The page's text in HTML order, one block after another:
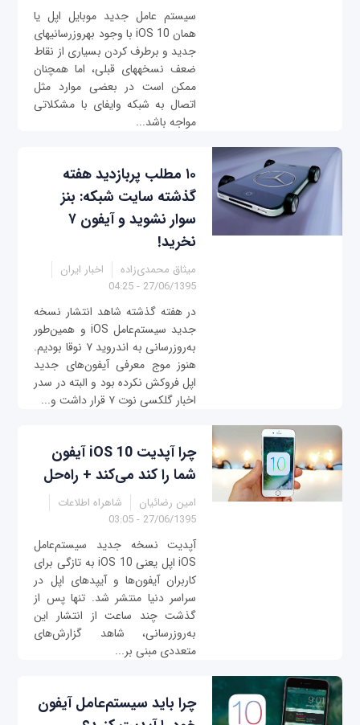
سیستم عامل جدید موبایل اپل یا
همان iOS 10 با وجود به‎روزرسانی‎های
جدید و برطرف کردن بسیاری از نقاط
ضعف نسخه‎های قبلی، اما همچنان
ممکن است در بعضی موارد مثل
اتصال به شبکه وای‎فای با مشکلاتی
مواجه باشد...
۱۰ مطلب پربازدید هفته
گذشته سایت شبکه: بنز
سوار نشوید و آیفون ۷
نخرید!
میثاق محمدی‌زاده
اخبار ایران
27/06/1395 - 04:25
در هفته گذشته شاهد انتشار نسخه
جدید سیستم‌عامل iOS و همین‌طور
به‌روزرسانی به اندروید ۷ نوقا بودیم.
هنوز موج معرفی آیفون‌های جدید
اپل فروکش نکرده بود و البته در سدر
اخبار گلکسی نوت ۷ قرار داشت و...
چرا آپدیت iOS 10 آیفون
شما را کند می‌کند + راه‌حل
امین رضائیان
شاهراه اطلاعات
27/06/1395 - 03:05
آپدیت نسخه جدید سیستم‌عامل
iOS اپل یعنی iOS 10 به تازگی برای
کاربران آیفون‌ها و آیپدهای اپل در
سراسر دنیا منتشر شد. تنها پس از
گذشت چند ساعت از انتشار این
به‌روزرسانی، شاهد گزارش‌های
متعددی مبنی بر...
چرا باید سیستم‌عامل آیفون